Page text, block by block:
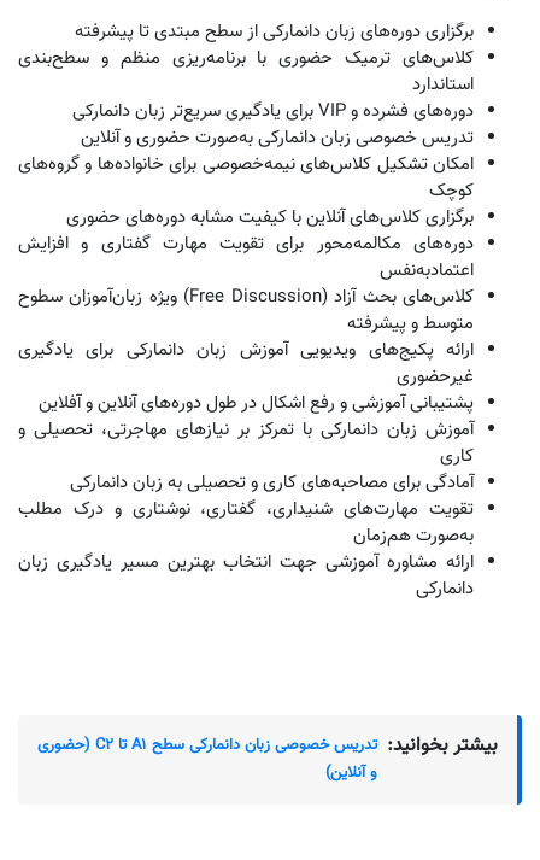
برگزاری دوره‌های زبان دانمارکی از سطح مبتدی تا پیشرفته
کلاس‌های ترمیک حضوری با برنامه‌ریزی منظم و سطح‌بندی
استاندارد
دوره‌های فشرده و VIP برای یادگیری سریع‌تر زبان دانمارکی
تدریس خصوصی زبان دانمارکی به‌صورت حضوری و آنلاین
امکان تشکیل کلاس‌های نیمه‌خصوصی برای خانواده‌ها و گروه‌های
کوچک
برگزاری کلاس‌های آنلاین با کیفیت مشابه دوره‌های حضوری
دوره‌های مکالمه‌محور برای تقویت مهارت گفتاری و افزایش
اعتمادبه‌نفس
کلاس‌های بحث آزاد (Free Discussion) ویژه زبان‌آموزان سطوح
متوسط و پیشرفته
ارائه پکیج‌های ویدیویی آموزش زبان دانمارکی برای یادگیری
غیرحضوری
پشتیبانی آموزشی و رفع اشکال در طول دوره‌های آنلاین و آفلاین
آموزش زبان دانمارکی با تمرکز بر نیازهای مهاجرتی، تحصیلی و
کاری
آمادگی برای مصاحبه‌های کاری و تحصیلی به زبان دانمارکی
تقویت مهارت‌های شنیداری، گفتاری، نوشتاری و درک مطلب
به‌صورت هم‌زمان
ارائه مشاوره آموزشی جهت انتخاب بهترین مسیر یادگیری زبان
دانمارکی
بیشتر بخوانید:
تدریس خصوصی زبان دانمارکی سطح A1 تا C2 (حضوری
و آنلاین)